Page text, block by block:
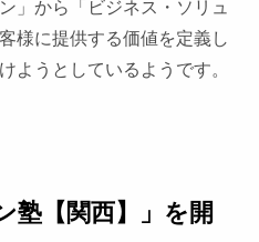
」から「ビジネス・ソリュ
様に提供する価値を定義し
ようとしているようです。
塾【関西】」を開